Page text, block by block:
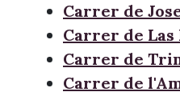
Carrer de
Carrer de Las
Carrer de
Carrer de